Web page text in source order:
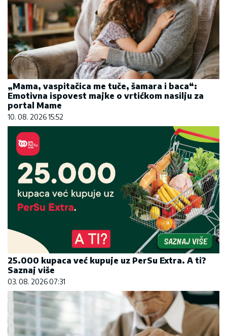
„Mama, vaspitačica me tuče, šamara i baca“:
Emotivna ispovest majke o vrtićkom nasilju za
portal Mame
10. 08. 2026 15:52
25.000 kupaca već kupuje uz PerSu Extra. A ti?
Saznaj više
03. 08. 2026 07:31